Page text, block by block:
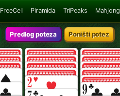
FreeCell Piramida TriPeaks Mahjong
Predlog poteza Poništi potez